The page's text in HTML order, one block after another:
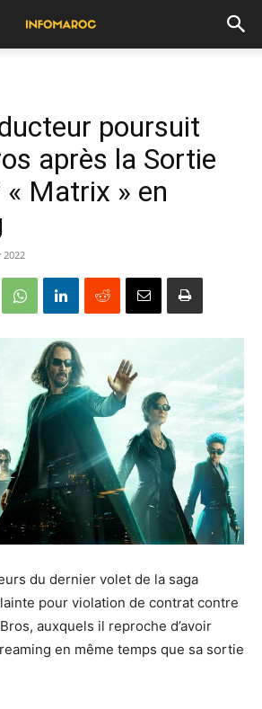
poursuit
après la Sortie
Matrix » en
2022
du dernier volet de la saga
pour violation de contrat contre
auxquels il reproche d’avoir
en même temps que sa sortie